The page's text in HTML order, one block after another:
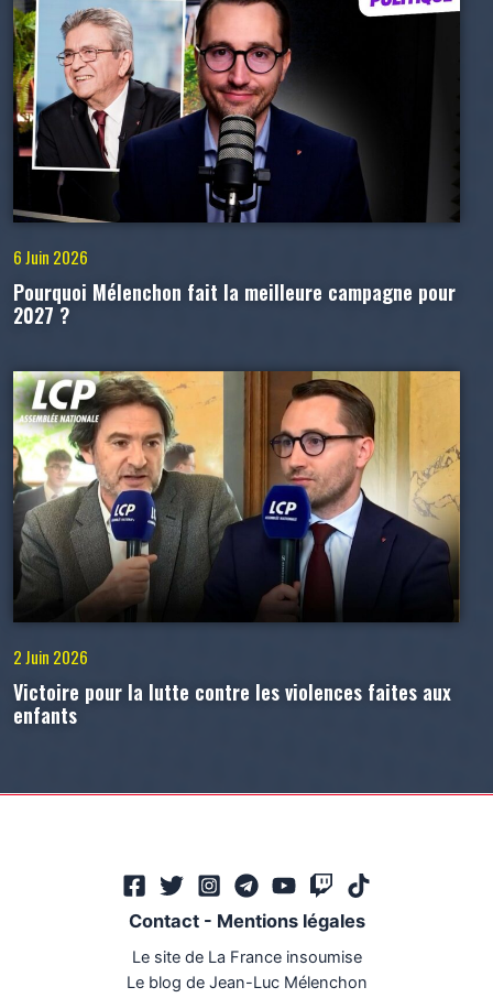
6 Juin 2026
Pourquoi Mélenchon fait la meilleure campagne pour
2027 ?
2 Juin 2026
Victoire pour la lutte contre les violences faites aux
enfants
Contact- Mentions légales
Le site de La France insoumise
Le blog de Jean-Luc Mélenchon